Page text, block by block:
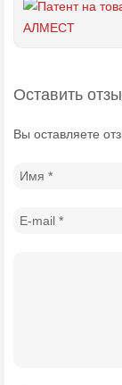
Оставить
Вы оставляете